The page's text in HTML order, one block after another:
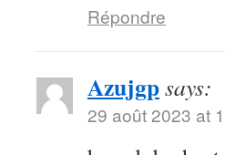
Répondre
Azujgpsays:
29 août 2023 at